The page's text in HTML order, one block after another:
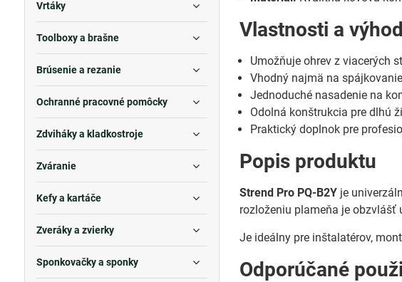
Vlastnosti a
Umožňuje ohrev z viacerých
Vhodný najmä na
Jednoduché nasadenie na
Odolná konštrukcia pre dlhú
Praktický doplnok pre
Popis produktu
Strend Pro PQ-B2Y je
rozloženiu plameňa je obzvlášť
Je ideálny pre inštalatérov,
Odporúčané
Vrtáky
Toolboxy a brašne
Brúsenie a rezanie
Ochranné pracovné pomôcky
Zdviháky a kladkostroje
Zváranie
Kefy a kartáče
Zveráky a zvierky
Sponkovačky a sponky